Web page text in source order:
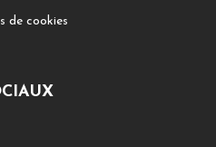
de cookies